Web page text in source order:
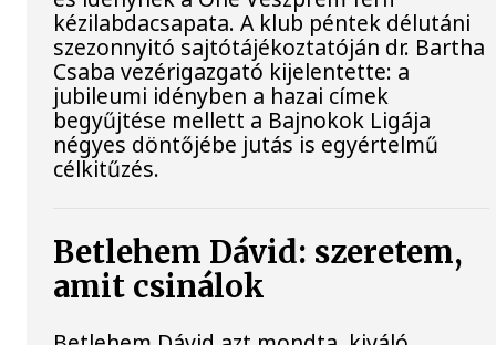
kézilabdacsapata. A klub péntek délutáni
szezonnyitó sajtótájékoztatóján dr. Bartha
Csaba vezérigazgató kijelentette: a
jubileumi idényben a hazai címek
begyűjtése mellett a Bajnokok Ligája
négyes döntőjébe jutás is egyértelmű
célkitűzés.
Betlehem Dávid: szeretem,
amit csinálok